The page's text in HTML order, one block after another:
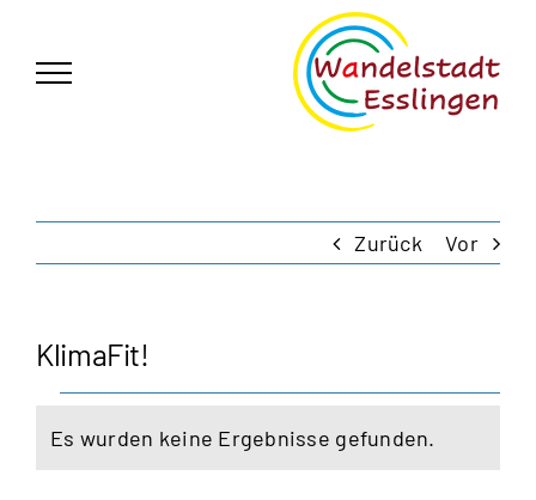
springen
Zurück Vor
KlimaFit!
Veranstaltungen
Hinweis
Es wurden keine Ergebnisse gefunden.